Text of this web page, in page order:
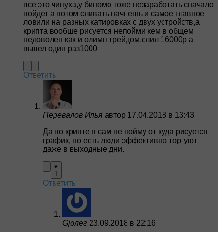
все это чипуха,у биномо тоже незаработать сначало
пойдет а потом сливать начнешь и самое главное
ловили на разных катировках с двух устройств,а
крипта вообще рисуется непойми кем в общем
недоволен как и олимп трейдом,слил 16000р а
вывел один раз1000
Ответить
Перевалов Илья автор 17.04.2018 в 13:43
Да по крипте я сам не пойму от куда рисуется
график, но есть люди эффективно торгуют
даже в выходные дни.
1
Ответить
Gjолег 23.09.2018 в 22:16